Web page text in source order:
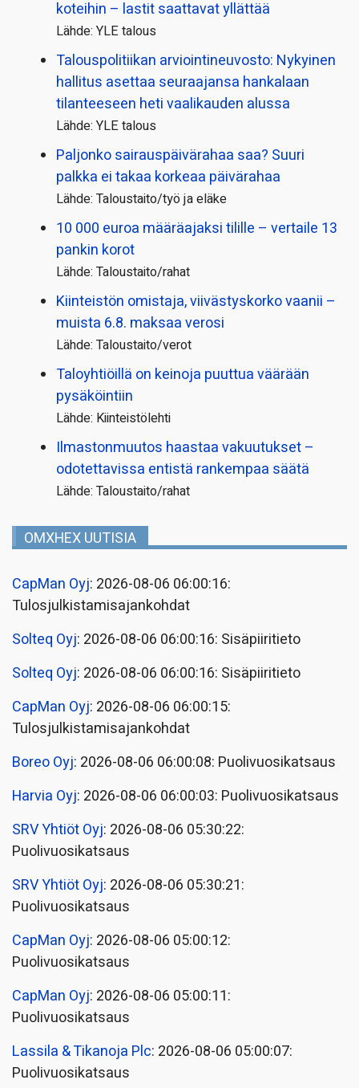
koteihin – lastit saattavat yllättää
Lähde: YLE talous
Talous­politiikan arviointi­neuvosto: Nykyinen
hallitus asettaa seuraajansa hankalaan
tilanteeseen heti vaalikauden alussa
Lähde: YLE talous
Paljonko sairauspäivä­rahaa saa? Suuri
palkka ei takaa korkeaa päivärahaa
Lähde: Taloustaito/työ ja eläke
10 000 euroa määräajaksi tilille – vertaile 13
pankin korot
Lähde: Taloustaito/rahat
Kiinteistön omistaja, viivästyskorko vaanii –
muista 6.8. maksaa verosi
Lähde: Taloustaito/verot
Taloyhtiöillä on keinoja puuttua väärään
pysäköintiin
Lähde: Kiinteistölehti
Ilmastonmuutos haastaa vakuutukset –
odotettavissa entistä rankempaa säätä
Lähde: Taloustaito/rahat
OMXHEX UUTISIA
CapMan Oyj: 2026-08-06 06:00:16:
Tulosjulkistamisajankohdat
Solteq Oyj: 2026-08-06 06:00:16: Sisäpiiritieto
Solteq Oyj: 2026-08-06 06:00:16: Sisäpiiritieto
CapMan Oyj: 2026-08-06 06:00:15:
Tulosjulkistamisajankohdat
Boreo Oyj: 2026-08-06 06:00:08: Puolivuosikatsaus
Harvia Oyj: 2026-08-06 06:00:03: Puolivuosikatsaus
SRV Yhtiöt Oyj: 2026-08-06 05:30:22:
Puolivuosikatsaus
SRV Yhtiöt Oyj: 2026-08-06 05:30:21:
Puolivuosikatsaus
CapMan Oyj: 2026-08-06 05:00:12:
Puolivuosikatsaus
CapMan Oyj: 2026-08-06 05:00:11:
Puolivuosikatsaus
Lassila & Tikanoja Plc: 2026-08-06 05:00:07:
Puolivuosikatsaus